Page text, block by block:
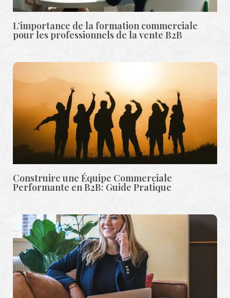
L’importance de la formation commerciale
pour les professionnels de la vente B2B
Construire une Équipe Commerciale
Performante en B2B: Guide Pratique